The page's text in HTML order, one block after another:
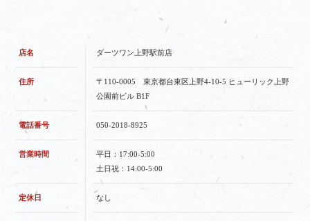
店名 ダーツワン上野駅前店
住所
〒110-0005 東京都台東区上野4-10-5 ヒューリック上野
公園前ビル B1F
電話番号 050-2018-8925
営業時間
平日：17:00-5:00
土日祝：14:00-5:00
定休日 なし